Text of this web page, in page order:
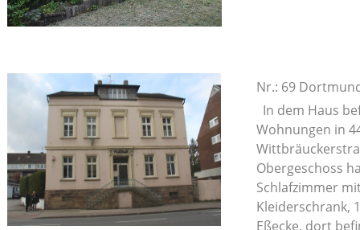
Nr.: 69
In dem Haus
Wohnungen in
Obergeschoss
Schlafzimmer
Kleiderschrank,
Eßecke, dort